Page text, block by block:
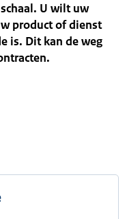
U wilt uw
product of dienst
is. Dit kan de weg